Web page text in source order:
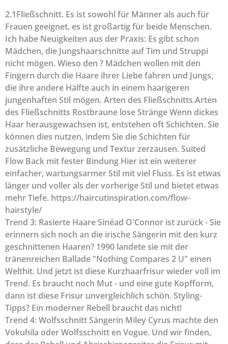
2.1Fließschnitt. Es ist sowohl für Männer als auch für
Frauen geeignet, es ist großartig für beide Menschen.
Ich habe Neuigkeiten aus der Praxis: Es gibt schon
Mädchen, die Jungshaarschnitte auf Tim und Struppi
nicht mögen. Wieso den ? Mädchen wollen mit den
Fingern durch die Haare ihrer Liebe fahren und Jungs,
die ihre andere Hälfte auch in einem haarigeren
jungenhaften Stil mögen. Arten des Fließschnitts.Arten
des Fließschnitts Rostbraune lose Stränge Wenn dickes
Haar herausgewachsen ist, entstehen oft Schichten. Sie
können dies nutzen, indem Sie die Schichten für
zusätzliche Bewegung und Textur zerzausen. Suited
Flow Back mit fester Bindung Hier ist ein weiterer
einfacher, wartungsarmer Stil mit viel Fluss. Es ist etwas
länger und voller als der vorherige Stil und bietet etwas
mehr Tiefe. https://haircutinspiration.com/flow-
hairstyle/
Trend 3: Rasierte Haare Sinéad O'Connor ist zurück - Sie
erinnern sich noch an die irische Sängerin mit den kurz
geschnittenen Haaren? 1990 landete sie mit der
tränenreichen Ballade "Nothing Compares 2 U" einen
Welthit. Und jetzt ist diese Kurzhaarfrisur wieder voll im
Trend. Es braucht noch Mut - und eine gute Kopfform,
dann ist diese Frisur unvergleichlich schön. Styling-
Tipps? Ein moderner Rebell braucht das nicht!
Trend 4: Wolfsschnitt Sängerin Miley Cyrus machte den
Vokuhila oder Wolfsschnitt en Vogue. Und wir finden,